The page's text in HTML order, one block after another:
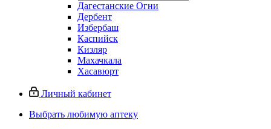
Дагестанские Огни
Дербент
Избербаш
Каспийск
Кизляр
Махачкала
Хасавюрт
Личный кабинет
Выбрать любимую аптеку